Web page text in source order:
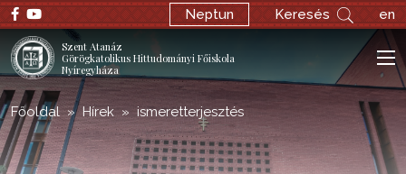
Neptun Keresés en
Szent Atanáz
Görögkatolikus Hittudományi Főiskola
Nyíregyháza
Főoldal Hírek ismeretterjesztés